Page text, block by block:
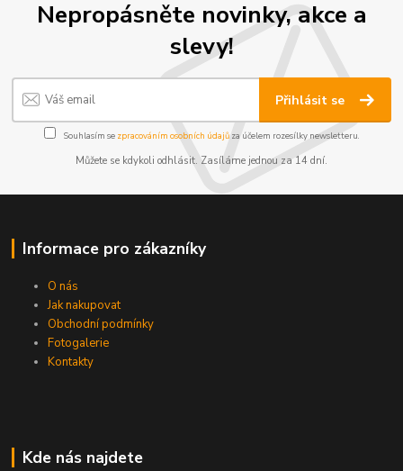
Nepropásněte novinky, akce a
slevy!
Přihlásit se
Souhlasím se zpracováním osobních údajůza účelem rozesílky newsletteru.
Můžete se kdykoli odhlásit. Zasíláme jednou za 14 dní.
Informace pro zákazníky
O nás
Jak nakupovat
Obchodní podmínky
Fotogalerie
Kontakty
Kde nás najdete